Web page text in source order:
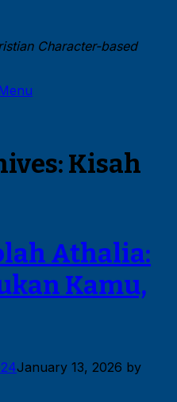
Character-based
Kisah
Athalia:
Kamu,
January 13, 2026 by